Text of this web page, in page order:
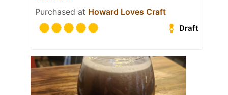
Purchased at Howard Loves Craft
Draft